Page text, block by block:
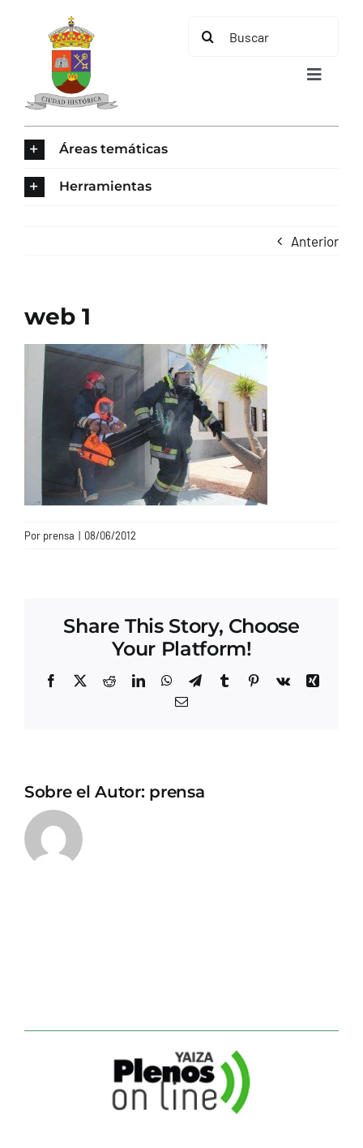
contenido
Buscar:
Toggle
CONTACTO
Áreas temáticas
Herramientas
Anterior
web 1
Por prensa | 08/06/2012
Share This Story, Choose
Your Platform!
Facebook
X RedditLinkedInWhatsApp
TelegramTumblrPinterest
Vk
Xing
Correo
Sobre el Autor: prensa